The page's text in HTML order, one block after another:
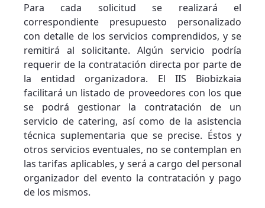
Para cada solicitud se realizará el
correspondiente presupuesto personalizado
con detalle de los servicios comprendidos, y se
remitirá al solicitante. Algún servicio podría
requerir de la contratación directa por parte de
la entidad organizadora. El IIS Biobizkaia
facilitará un listado de proveedores con los que
se podrá gestionar la contratación de un
servicio de catering, así como de la asistencia
técnica suplementaria que se precise. Éstos y
otros servicios eventuales, no se contemplan en
las tarifas aplicables, y será a cargo del personal
organizador del evento la contratación y pago
de los mismos.